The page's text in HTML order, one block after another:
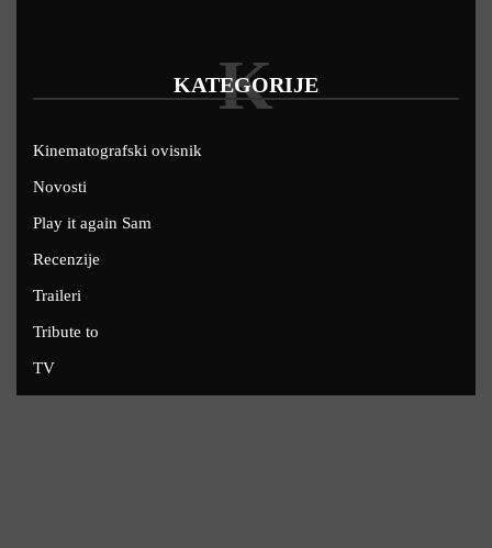
KATEGORIJE
K
Kinematografski ovisnik
Novosti
Play it again Sam
Recenzije
Traileri
Tribute to
TV